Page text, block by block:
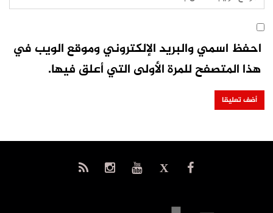
احفظ اسمي والبريد الإلكتروني وموقع الويب في
هذا المتصفح للمرة الأولى التي أعلق فيها.